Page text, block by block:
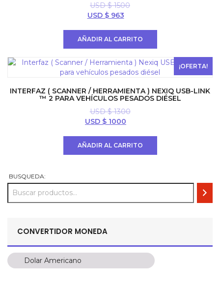
USD $1500
El
era:
$ 1500.
USD $963El
es:
$ 963.
AÑADIR AL CARRITO
¡OFERTA!
INTERFAZ ( SCANNER / HERRAMIENTA ) NEXIQ USB-LINK
™ 2 PARA VEHÍCULOS PESADOS DIÉSEL
USD $1300
El
original
era:
USD $ 1000
es:
AÑADIR AL CARRITO
BUSQUEDA:
CONVERTIDOR MONEDA
Dolar Americano
Dolar Americano